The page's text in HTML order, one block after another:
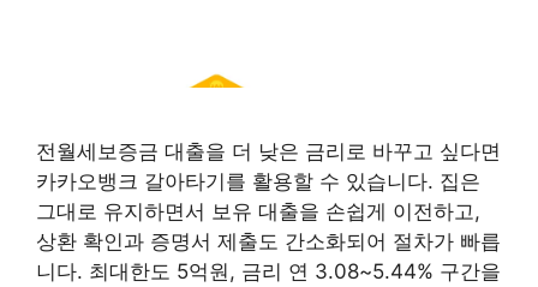
전월세보증금 대출을 더 낮은 금리로 바꾸고 싶다면
카카오뱅크 갈아타기를 활용할 수 있습니다. 집은
그대로 유지하면서 보유 대출을 손쉽게 이전하고,
상환 확인과 증명서 제출도 간소화되어 절차가 빠릅
니다. 최대한도 5억원, 금리 연 3.08~5.44% 구간을